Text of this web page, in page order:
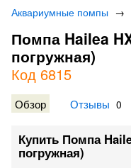
Аквариумные помпы →
Помпа Hailea
погружная)
Код 6815
Обзор Отзывы 0
Купить Помпа
погружная)